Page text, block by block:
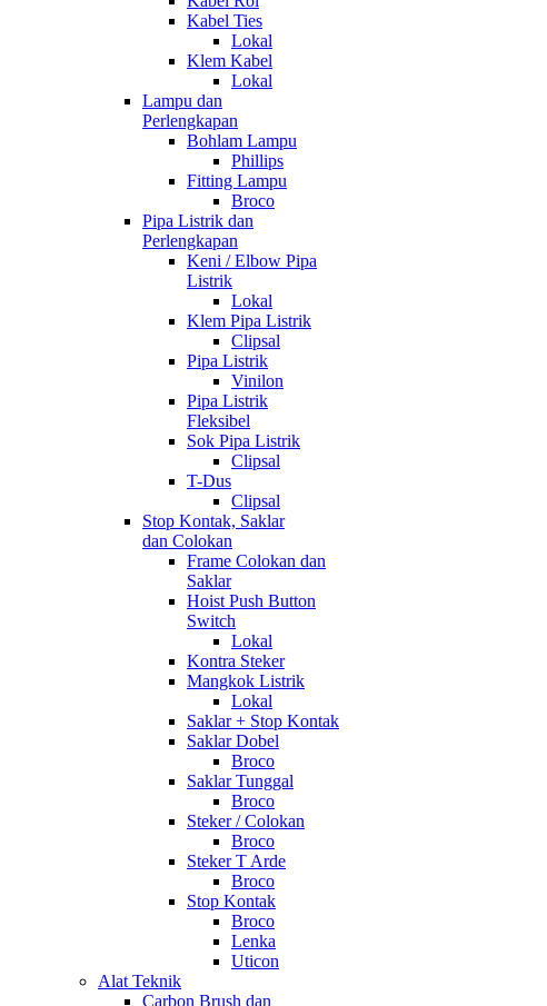
Kabel Ties
Lokal
Klem Kabel
Lokal
Lampu dan
Perlengkapan
Bohlam Lampu
Phillips
Fitting Lampu
Broco
Pipa Listrik dan
Perlengkapan
Keni / Elbow Pipa
Listrik
Lokal
Klem Pipa Listrik
Clipsal
Pipa Listrik
Vinilon
Pipa Listrik
Fleksibel
Sok Pipa Listrik
Clipsal
T-Dus
Clipsal
Stop Kontak, Saklar
dan Colokan
Frame Colokan dan
Saklar
Hoist Push Button
Switch
Lokal
Kontra Steker
Mangkok Listrik
Lokal
Saklar + Stop Kontak
Saklar Dobel
Broco
Saklar Tunggal
Broco
Steker / Colokan
Broco
Steker T Arde
Broco
Stop Kontak
Broco
Lenka
Uticon
Alat Teknik
Carbon Brush dan